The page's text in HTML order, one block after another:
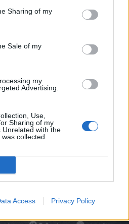
Sharing of my
Sale of my
my
Advertising.
Use,
Sharing of my
Unrelated with the
collected.
Access Privacy Policy
δίνει το
νωρίς στο παιχνίδι με